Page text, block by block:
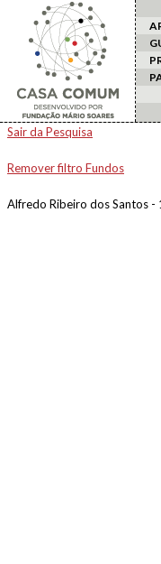
Sair da Pesquisa
Remover filtro Fundos
Alfredo Ribeiro dos Santos -